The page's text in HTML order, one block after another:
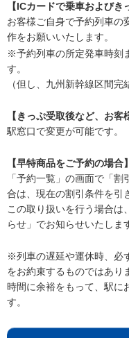
【ICカードで乗車およびき
お客様ご自身で予約列車の
作をお願いいたします。
※予約列車の所定発車時刻
す。
（但し、九州新幹線区間完
【きっぷ受取後など、お客
駅窓口で変更が可能です。
【早特商品をご予約の場合】
「予約一覧」の画面で「
合は、現在の割引条件を引
この取り扱いを行う場合は
らせ」でお知らせいたしま
※列車の遅延や運休時、必
をお約束するものではあり
時間に余裕をもって、駅に
す。